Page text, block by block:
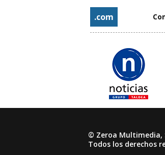
.com
© Zeroa Multimedia,
Todos los derechos